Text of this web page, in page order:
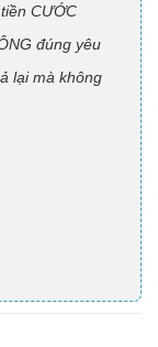
CƯỚC
đúng yêu
lại mà không